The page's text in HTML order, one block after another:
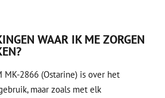
WAAR IK ME ZORGEN
MK-2866 (Ostarine) is over het
maar zoals met elk